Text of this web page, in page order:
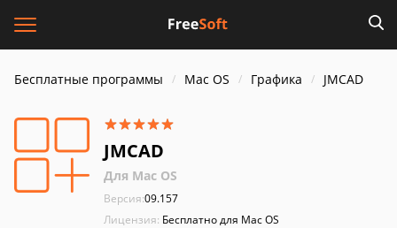
Бесплатные программы Mac OS Графика JMCAD
JMCAD
Для Mac OS
Версия:09.157
Лицензия: Бесплатно для Mac OS